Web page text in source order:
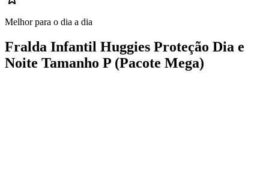
Melhor para o dia a dia
Fralda Infantil Huggies Proteção Dia e
Noite Tamanho P (Pacote Mega)